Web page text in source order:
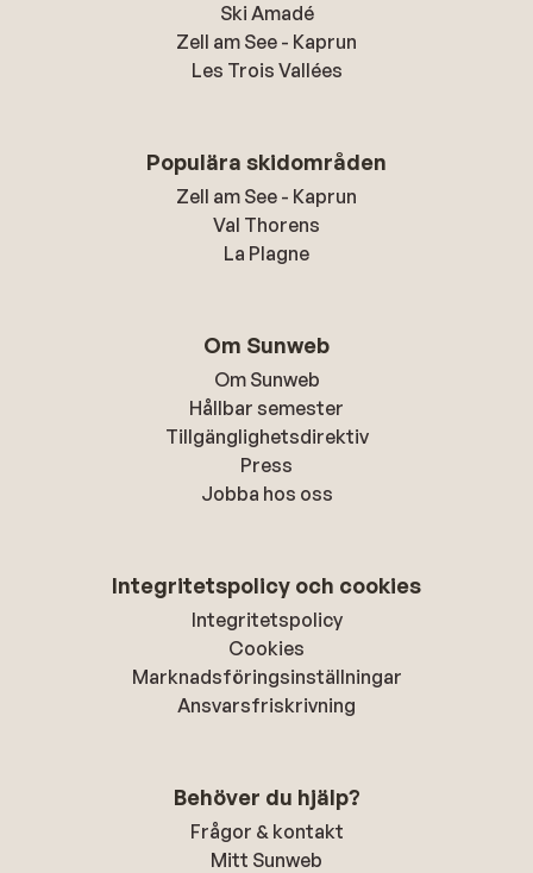
Ski Amadé
Zell am See - Kaprun
Les Trois Vallées
Populära skidområden
Zell am See - Kaprun
Val Thorens
La Plagne
Om Sunweb
Om Sunweb
Hållbar semester
Tillgänglighetsdirektiv
Press
Jobba hos oss
Integritetspolicy och cookies
Integritetspolicy
Cookies
Marknadsföringsinställningar
Ansvarsfriskrivning
Behöver du hjälp?
Frågor & kontakt
Mitt Sunweb